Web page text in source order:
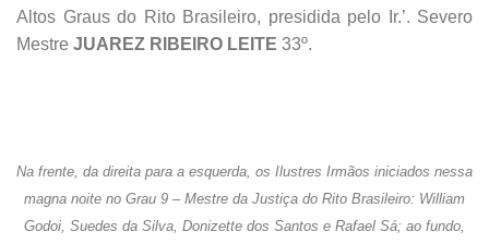
Altos Graus do Rito Brasileiro, presidida pelo Ir.’. Severo
Mestre JUAREZ RIBEIRO LEITE 33º.
Na frente, da direita para a esquerda, os Ilustres Irmãos iniciados nessa
magna noite no Grau 9 – Mestre da Justiça do Rito Brasileiro: William
Godoi, Suedes da Silva, Donizette dos Santos e Rafael Sá; ao fundo,